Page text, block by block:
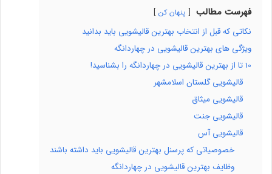
فهرست مطالب پنهان کن
نکاتی که قبل از انتخاب بهترین قالیشویی باید بدانید
ویژگی های بهترین قالیشویی در چهاردانگه
10 تا از بهترین قالیشویی در چهاردانگه را بشناسید!
قالیشویی گلستان اسلامشهر
قالیشویی میثاق
قالیشویی جنت
قالیشویی آس
خصوصیاتی که پرسنل بهترین قالیشویی باید داشته باشند
وظایف بهترین قالیشویی در چهاردانگه